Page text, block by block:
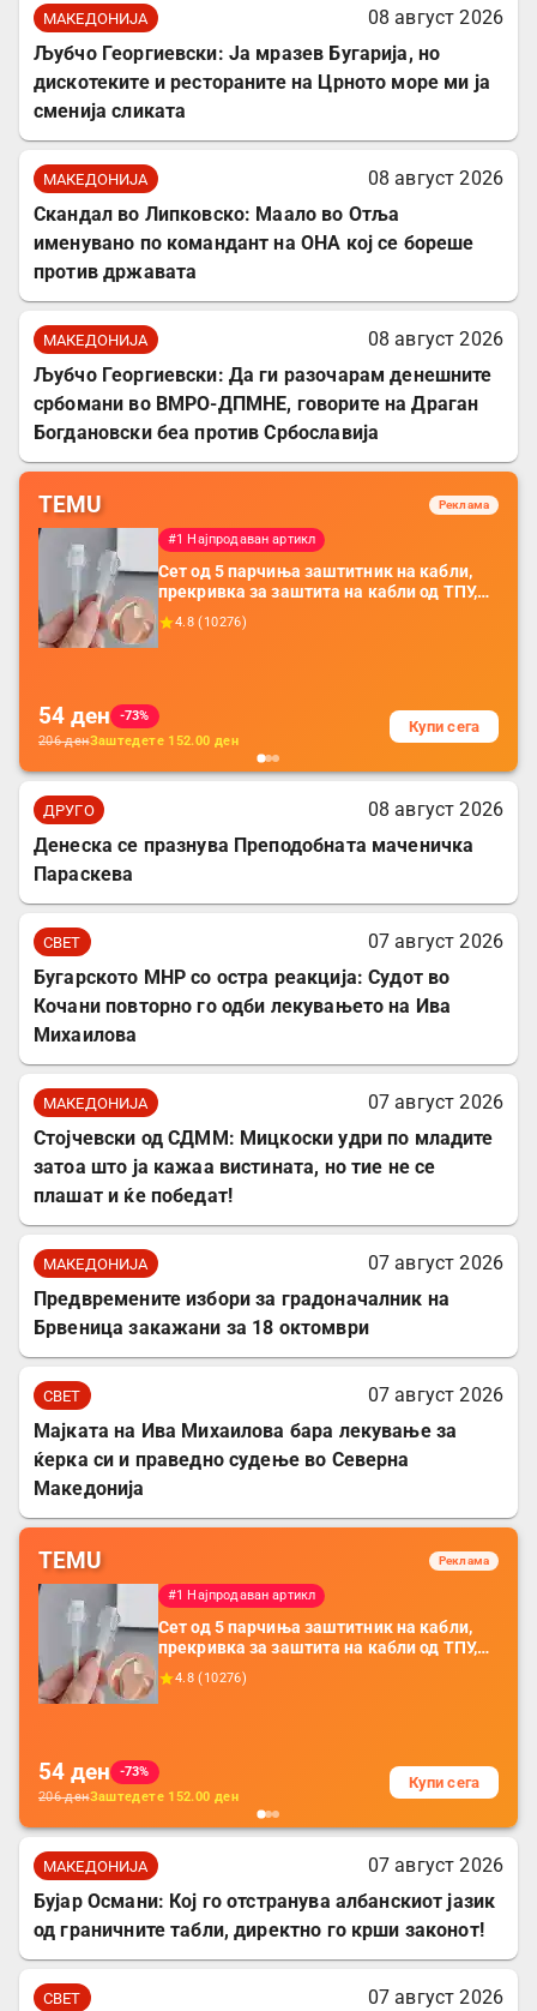
МАКЕДОНИЈА
08 август 2026
Љубчо Георгиевски: Ја мразев Бугарија, но
дискотеките и рестораните на Црното море ми ја
сменија сликата
МАКЕДОНИЈА
08 август 2026
Скандал во Липковско: Маало во Отља
именувано по командант на ОНА кој се бореше
против државата
МАКЕДОНИЈА
08 август 2026
Љубчо Георгиевски: Да ги разочарам денешните
србомани во ВМРО-ДПМНЕ, говорите на Драган
Богдановски беа против Србославија
TEMU Реклама
#1 Најпродаван артикл
Сет од 5 парчиња заштитник на кабли,
прекривка за заштита на кабли од ТПУ,
додатоци за заштита на кабли, без
батерија, за мобилни телефони, комплет
4.8 ( 10276)
54 ден
-73%
206денЗаштедете 152.00 ден
Купи сега
ДРУГО
08 август 2026
Денеска се празнува Преподобната маченичка
Параскева
СВЕТ
07 август 2026
Бугарското МНР со остра реакција: Судот во
Кочани повторно го одби лекувањето на Ива
Михаилова
МАКЕДОНИЈА
07 август 2026
Стојчевски од СДММ: Мицкоски удри по младите
затоа што ја кажаа вистината, но тие не се
плашат и ќе победат!
МАКЕДОНИЈА
07 август 2026
Предвремените избори за градоначалник на
Брвеница закажани за 18 октомври
СВЕТ
07 август 2026
Мајката на Ива Михаилова бара лекување за
ќерка си и праведно судење во Северна
Македонија
TEMU Реклама
#1 Најпродаван артикл
Сет од 5 парчиња заштитник на кабли,
прекривка за заштита на кабли од ТПУ,
додатоци за заштита на кабли, без
батерија, за мобилни телефони, комплет
4.8 ( 10276)
54 ден
-73%
206денЗаштедете 152.00 ден
Купи сега
МАКЕДОНИЈА
07 август 2026
Бујар Османи: Кој го отстранува албанскиот јазик
од граничните табли, директно го крши законот!
СВЕТ
07 август 2026